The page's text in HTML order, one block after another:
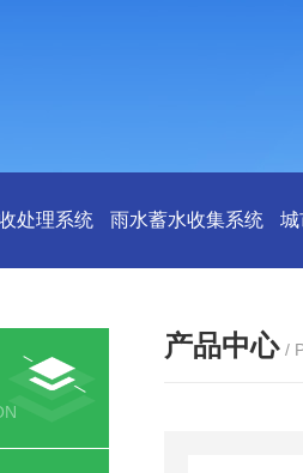
处理系统 雨水蓄水收集系统 城
产品中心 /